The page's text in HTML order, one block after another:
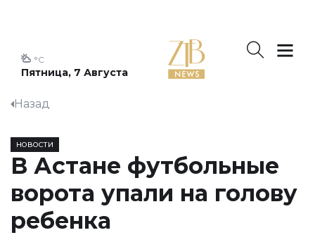
Пятница, 7 Августа
°C
Назад
НОВОСТИ
В Астане футбольные
ворота упали на голову
ребенка